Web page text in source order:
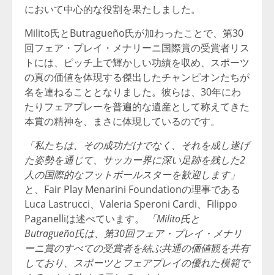
において中心的な役割を果たしました。
Milito氏とButragueño氏が加わったことで、第30
回フェア・プレイ・メナリーニ国際賞の受賞者リス
トには、ピッチ上で輝かしい功績を収め、スポーツ
の真の価値を体現する傑出したチャンピオンたちが
名を連ねることとなりました。彼らは、30年にわ
たりフェアプレーを普遍的な遺産として称えてきた
本賞の精神を、まさに体現しているのです。
「私たちは、その成功だけでなく、それを成し遂げ
た姿勢を通じて、サッカー界に深い足跡を残した2
人の国際的なフットボールスターを歓迎します」
と、Fair Play Menarini Foundationの理事である
Luca Lastrucci、Valeria Speroni Cardi、Filippo
Paganelliは述べています。
「Milito氏と
Butragueño氏は、第30回フェア・プレイ・メナリ
ーニ賞のすべての受賞者を結ぶ共通の価値観を共有
しており、スポーツとフェアプレイの優れた模範で